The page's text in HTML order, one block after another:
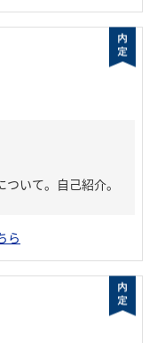
いて。自己紹介。
ら